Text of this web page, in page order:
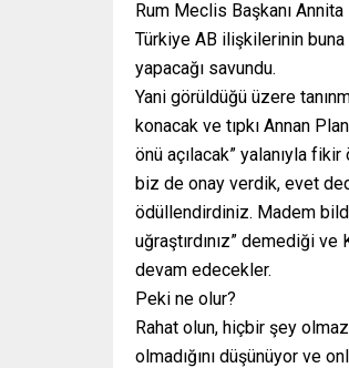
Rum Meclis Başkanı
Türkiye AB ilişkilerinin buna
yapacağı savundu.
Yani görüldüğü üzere
konacak ve tıpkı Annan
önü açılacak” yalanıyla
biz de onay verdik, evet
ödüllendirdiniz. Madem
uğraştırdınız” demediği ve
devam edecekler.
Peki ne olur?
Rahat olun, hiçbir şey
olmadığını düşünüyor ve